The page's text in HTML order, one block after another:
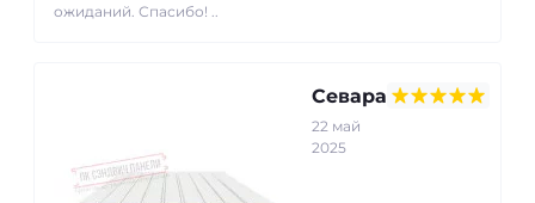
ожиданий. Спасибо! ..
Севара
22 май
2025